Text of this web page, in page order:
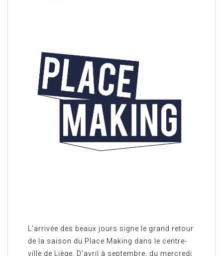
L’arrivée des beaux jours signe le grand retour
de la saison du Place Making dans le centre-
ville de Liège. D’avril à septembre, du mercredi